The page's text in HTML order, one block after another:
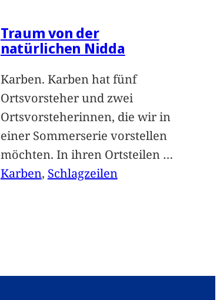
Traum von der
natürlichen Nidda
Karben. Karben hat fünf
Ortsvorsteher und zwei
Ortsvorsteherinnen, die wir in
einer Sommerserie vorstellen
möchten. In ihren Ortsteilen …
Karben, Schlagzeilen